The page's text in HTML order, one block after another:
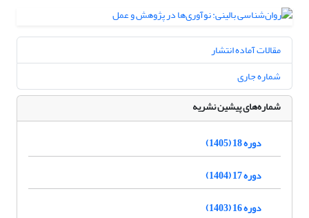
مقالات آماده انتشار
شماره جاری
شماره‌های پیشین نشریه
دوره 18 (1405)
دوره 17 (1404)
دوره 16 (1403)